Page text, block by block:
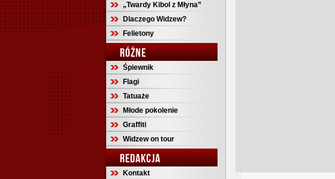
„Twardy Kibol z Młyna”
Dlaczego Widzew?
Felietony
RÓŻNE
Śpiewnik
Flagi
Tatuaże
Młode pokolenie
Graffiti
Widzew on tour
REDAKCJA
Kontakt